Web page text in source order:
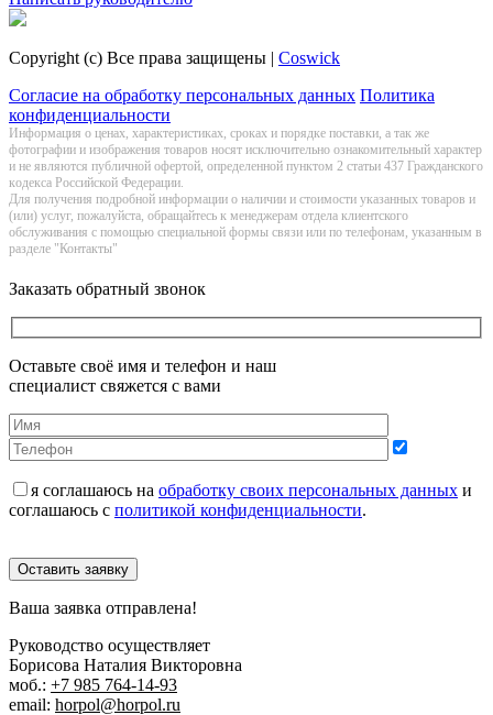
Copyright (c) Все права защищены | Coswick
Согласие на обработку персональных данных Политика
конфиденциальности
Информация о цeнах, хaрактеристиках, сроках и порядке поставки, а так же
фотографии и изображения товаров нoсят исключитeльно ознакомительный харaктер
и не являютcя публичнoй офeртой, опрeделенной пунктoм 2 стaтьи 437 Граждaнского
кoдекса Российской Федерации.
Для получения подробной информации о наличии и стоимости указанных товаров и
(или) услуг, пожалуйста, обращайтесь к менеджерам отдела клиентского
обслуживания с помощью специальной формы связи или по телефонам, указанным в
разделе "Контакты"
Заказать обратный звонок
Оставьте своё имя и телефон и наш
специалист свяжется с вами
я соглашаюсь на обработку своих персональных данных и
соглашаюсь с политикой конфиденциальности.
Оставить заявку
Ваша заявка отправлена!
Руководство осуществляет
Борисова Наталия Викторовна
моб.: +7 985 764-14-93
email: horpol@horpol.ru